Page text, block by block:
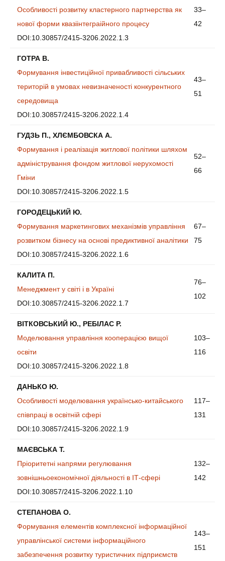
Особливості розвитку кластерного партнерства як
нової форми квазіінтеграійного процесу
DOI:10.30857/2415-3206.2022.1.3
33–
42
ГОТРА В.
Формування інвестиційної привабливості сільських
територій в умовах невизначеності конкурентного
середовища
DOI:10.30857/2415-3206.2022.1.4
43–
51
ГУДЗЬ П., ХЛЄМБОВСКА А.
Формування і реалізація житлової політики шляхом
адміністрування фондом житлової нерухомості
Гміни
DOI:10.30857/2415-3206.2022.1.5
52–
66
ГОРОДЕЦЬКИЙ Ю.
Формування маркетингових механізмів управління
розвитком бізнесу на основі предиктивної аналітики
DOI:10.30857/2415-3206.2022.1.6
67–
75
КАЛИТА П.
Менеджмент у світі і в Україні
DOI:10.30857/2415-3206.2022.1.7
76–
102
ВІТКОВСЬКИЙ Ю., РЕБІЛАС Р.
Моделювання управління кооперацією вищої
освіти
DOI:10.30857/2415-3206.2022.1.8
103–
116
ДАНЬКО Ю.
Особливості моделювання українсько-китайського
співпраці в освітній сфері
DOI:10.30857/2415-3206.2022.1.9
117–
131
МАЄВСЬКА Т.
Пріоритетні напрями регулювання
зовнішньоекономічної діяльності в ІТ-сфері
DOI:10.30857/2415-3206.2022.1.10
132–
142
СТЕПАНОВА О.
Формування елементів комплексної інформаційної
управлінської системи інформаційного
забезпечення розвитку туристичних підприємств
143–
151